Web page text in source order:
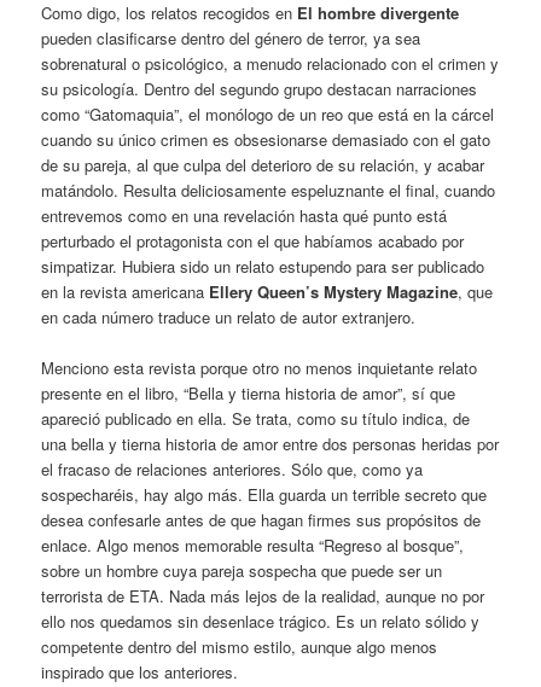
Como digo, los relatos recogidos en El hombre divergente
pueden clasificarse dentro del género de terror, ya sea
sobrenatural o psicológico, a menudo relacionado con el crimen y
su psicología. Dentro del segundo grupo destacan narraciones
como “Gatomaquia”, el monólogo de un reo que está en la cárcel
cuando su único crimen es obsesionarse demasiado con el gato
de su pareja, al que culpa del deterioro de su relación, y acabar
matándolo. Resulta deliciosamente espeluznante el final, cuando
entrevemos como en una revelación hasta qué punto está
perturbado el protagonista con el que habíamos acabado por
simpatizar. Hubiera sido un relato estupendo para ser publicado
en la revista americana Ellery Queen’s Mystery Magazine, que
en cada número traduce un relato de autor extranjero.
Menciono esta revista porque otro no menos inquietante relato
presente en el libro, “Bella y tierna historia de amor”, sí que
apareció publicado en ella. Se trata, como su título indica, de
una bella y tierna historia de amor entre dos personas heridas por
el fracaso de relaciones anteriores. Sólo que, como ya
sospecharéis, hay algo más. Ella guarda un terrible secreto que
desea confesarle antes de que hagan firmes sus propósitos de
enlace. Algo menos memorable resulta “Regreso al bosque”,
sobre un hombre cuya pareja sospecha que puede ser un
terrorista de ETA. Nada más lejos de la realidad, aunque no por
ello nos quedamos sin desenlace trágico. Es un relato sólido y
competente dentro del mismo estilo, aunque algo menos
inspirado que los anteriores.